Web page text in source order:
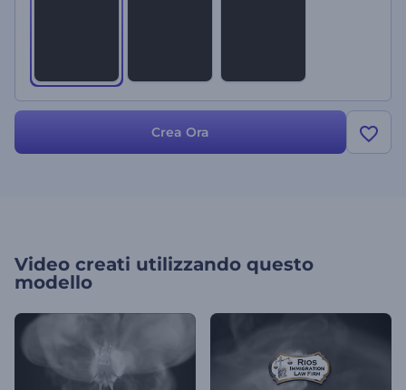
Crea Ora
Video creati utilizzando questo
modello